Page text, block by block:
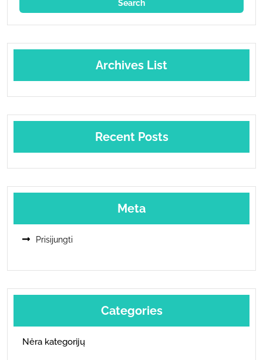
Archives List
Recent Posts
Meta
Prisijungti
Categories
Nėra kategorijų